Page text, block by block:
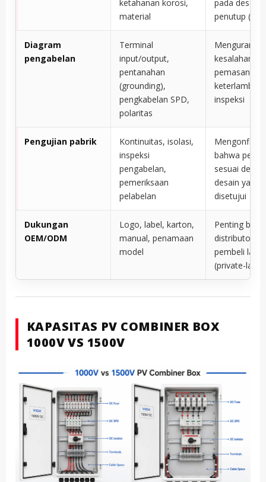
ketahanan korosi,
material
pada desain
penutup
Diagram
pengabelan
Terminal
input/output,
pentanahan
(grounding),
pengkabelan SPD,
polaritas
Mengurangi
kesalahan
inspeksi
Pengujian pabrik
Kontinuitas, isolasi,
inspeksi
pengabelan,
pemeriksaan
pelabelan
bahwa
sesuai
desain yang
disetujui
Dukungan
OEM/ODM
Logo, label, karton,
manual, penamaan
model
Penting bagi
distributor
pembeli
(private-label)
KAPASITAS PV COMBINER BOX
1000V VS 1500V